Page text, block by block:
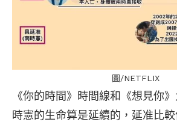
圖/NETFLIX
《你的時間》時間線和《想見你
時憲的生命算是延續的，延准比較